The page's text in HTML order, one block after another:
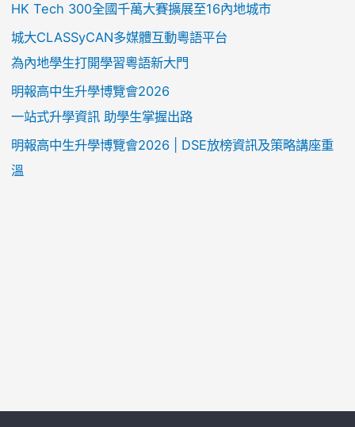
HK Tech 300全國千萬大賽擴展至16內地城市
城大CLASSyCAN多媒體互動粵語平台
為內地學生打開學習粵語新大門
明報高中生升學博覽會2026
一站式升學資訊 助學生掌握出路
明報高中生升學博覽會2026 | DSE放榜資訊及策略講座重
溫